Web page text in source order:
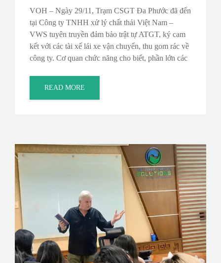
VOH – Ngày 29/11, Trạm CSGT Đa Phước đã đến
tại Công ty TNHH xử lý chất thải Việt Nam –
VWS tuyên truyền đảm bảo trật tự ATGT, ký cam
kết với các tài xế lái xe vận chuyển, thu gom rác về
công ty. Cơ quan chức năng cho biết, phần lớn các
READ MORE